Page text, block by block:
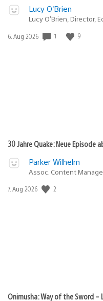
Lucy O’Brien
Lucy O’Brien, Director,
Veröffentlichungsdatum:
6. Aug 2026 1 9
30 Jahre Quake: Neue Episode
Parker Wilhelm
Assoc. Content
Veröffentlichungsdatum:
7. Aug 2026 2
Onimusha: Way of the Sword –